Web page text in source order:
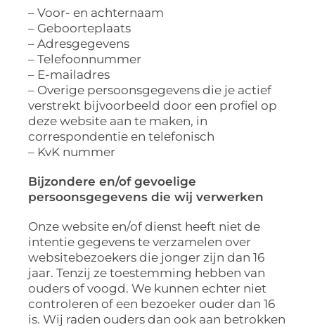
– Voor- en achternaam
– Geboorteplaats
– Adresgegevens
– Telefoonnummer
– E-mailadres
– Overige persoonsgegevens die je actief
verstrekt bijvoorbeeld door een profiel op
deze website aan te maken, in
correspondentie en telefonisch
– KvK nummer
Bijzondere en/of gevoelige
persoonsgegevens die wij verwerken
Onze website en/of dienst heeft niet de
intentie gegevens te verzamelen over
websitebezoekers die jonger zijn dan 16
jaar. Tenzij ze toestemming hebben van
ouders of voogd. We kunnen echter niet
controleren of een bezoeker ouder dan 16
is. Wij raden ouders dan ook aan betrokken